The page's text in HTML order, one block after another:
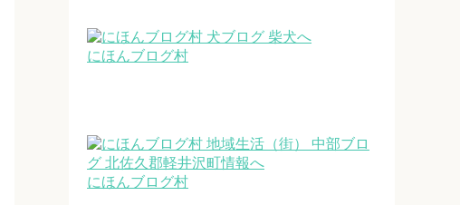
にほんブログ村
にほんブログ村